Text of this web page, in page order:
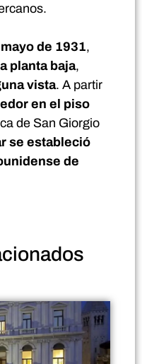
mayo de 1931,
planta baja,
vista. A partir
en el piso
de San Giorgio
se estableció
de